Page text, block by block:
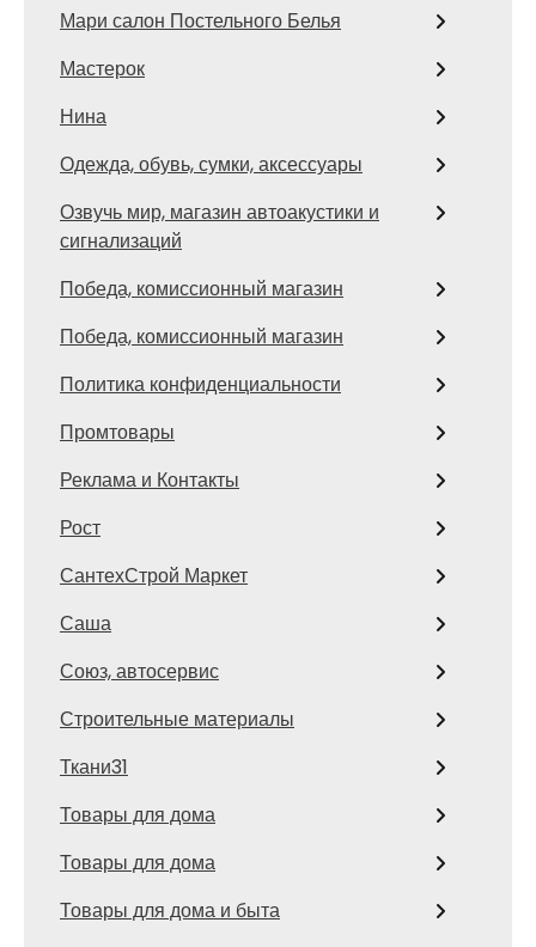
Мари салон Постельного Белья
Мастерок
Нина
Одежда, обувь, сумки, аксессуары
Озвучь мир, магазин автоакустики и
сигнализаций
Победа, комиссионный магазин
Победа, комиссионный магазин
Политика конфиденциальности
Промтовары
Реклама и Контакты
Рост
СантехСтрой Маркет
Саша
Союз, автосервис
Строительные материалы
Ткани31
Товары для дома
Товары для дома
Товары для дома и быта